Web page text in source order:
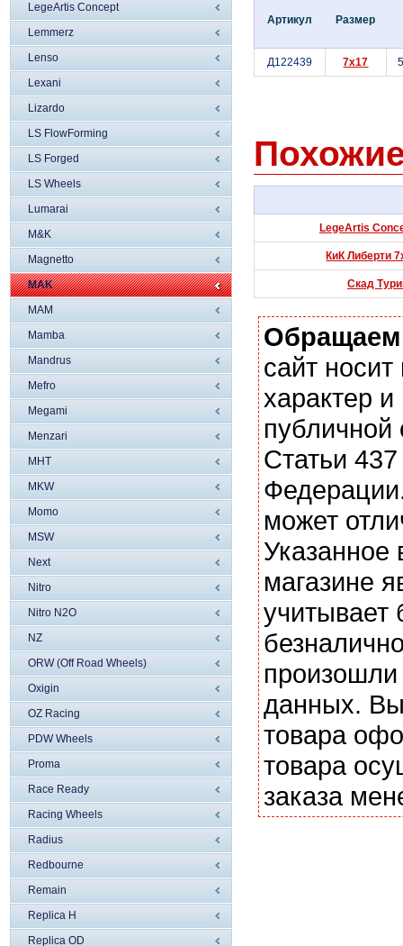
LegeArtis Concept
Lemmerz
Lenso
Lexani
Lizardo
LS FlowForming
LS Forged
LS Wheels
Lumarai
M&K
Magnetto
MAK
MAM
Mamba
Mandrus
Mefro
Megami
Menzari
MHT
MKW
Momo
MSW
Next
Nitro
Nitro N2O
NZ
ORW (Off Road Wheels)
Oxigin
OZ Racing
PDW Wheels
Proma
Race Ready
Racing Wheels
Radius
Redbourne
Remain
Replica H
Replica OD
Артикул Размер
Д122439 7x17
LegeArtis
КиК Либерти
Скад
сайт
характер
Статьи
может
магазине
учитывает
данных. Вы
товара
товара
заказа